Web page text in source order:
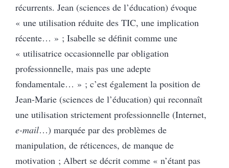
récurrents. Jean (sciences de l’éducation) évoque
« une utilisation réduite des TIC, une implication
récente… » ; Isabelle se définit comme une
« utilisatrice occasionnelle par obligation
professionnelle, mais pas une adepte
fondamentale… » ; c’est également la position de
Jean-Marie (sciences de l’éducation) qui reconnaît
une utilisation strictement professionnelle (Internet,
e-mail…) marquée par des problèmes de
manipulation, de réticences, de manque de
motivation ; Albert se décrit comme « n’étant pas